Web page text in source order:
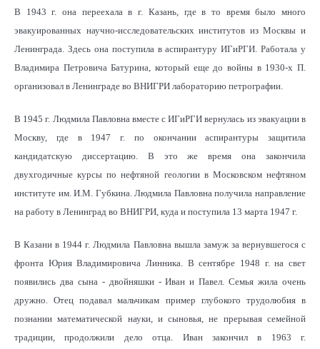
В 1943 г. она переехала в г. Казань, где в то время было много
эвакуированных научно-исследовательских институтов из Москвы и
Ленинграда. Здесь она поступила в аспирантуру ИГиРГИ. Работала у
Владимира Петровича Батурина, который еще до войны в 1930-х П.
организовал в Ленинграде во ВНИГРИ лабораторию петрографии.
В 1945 г. Людмила Павловна вместе с ИГиРГИ вернулась из эвакуации в
Москву, где в 1947 г. по окончании аспирантуры защитила
кандидатскую диссертацию. В это же время она закончила
двухгодичные курсы по нефтяной геологии в Московском нефтяном
институте им. И.М. Губкина. Людмила Павловна получила направление
на работу в Ленинград во ВНИГРИ, куда и поступила 13 марта 1947 г.
В Казани в 1944 г. Людмила Павловна вышла замуж за вернувшегося с
фронта Юрия Владимировича Линника. В сентябре 1948 г. на свет
появились два сына - двойняшки - Иван и Павел. Семья жила очень
дружно. Отец подавал мальчикам пример глубокого трудолюбия в
познании математической науки, и сыновья, не прерывая семейной
традиции, продолжили дело отца. Иван закончил в 1963 г.